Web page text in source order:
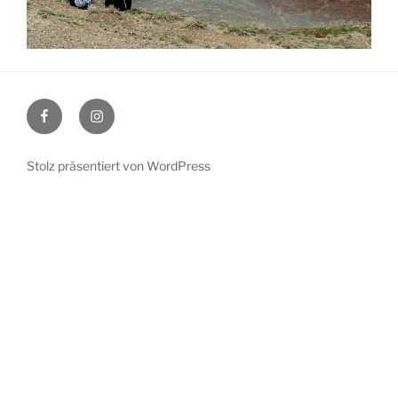
FacebookInstagram
Stolz präsentiert von WordPress